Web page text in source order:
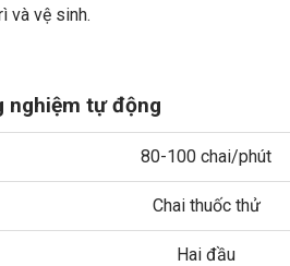
và vệ sinh.
nghiệm tự động
80-100 chai/phút
Chai thuốc thử
Hai đầu